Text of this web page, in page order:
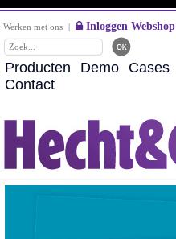
Werken met ons | Inloggen Webshop
Producten Demo Cases
Contact